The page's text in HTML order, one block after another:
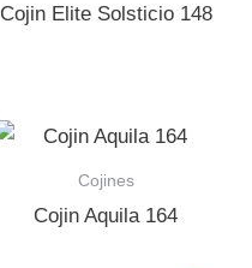
Cojin Elite Solsticio 148
Cojines
Cojin Aquila 164